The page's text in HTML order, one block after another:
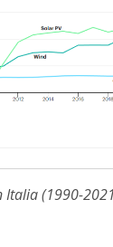
Italia (1990-